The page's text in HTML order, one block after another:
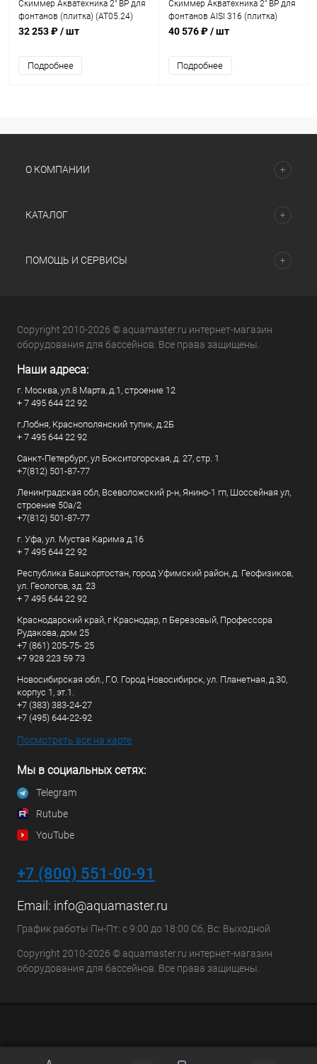
Скиммер Акватехника 2" ВР для
фонтанов (плитка) (AT05.24)
32 253 ₽/ шт
Подробнее
Скиммер Акватехника 2" ВР для
фонтанов AISI 316 (плитка)
(AT05.24M)
40 576 ₽/ шт
Подробнее
О КОМПАНИИ
КАТАЛОГ
ПОМОЩЬ И СЕРВИСЫ
Copyright 2010-2026 © aquamaster.ru интернет-магазин
оборудования для бассейнов. Все права защищены.
Наши адреса:
г. Москва, ул.8 Марта, д.1, строение 12
+ 7 495 644 22 92
г.Лобня, Краснополянский тупик, д.2Б
+ 7 495 644 22 92
Санкт-Петербург, ул Бокситогорская, д. 27, стр. 1
+7(812) 501-87-77
Ленинградская обл, Всеволожский р-н, Янино-1 гп, Шоссейная ул,
строение 50а/2
+7(812) 501-87-77
г. Уфа, ул. Мустая Карима д.16
+ 7 495 644 22 92
Республика Башкортостан, город Уфимский район, д. Геофизиков,
ул. Геологов, зд. 23
+ 7 495 644 22 92
Краснодарский край, г Краснодар, п Березовый, Профессора
Рудакова, дом 25
+7 (861) 205-75- 25
+7 928 223 59 73
Новосибирская обл., Г.О. Город Новосибирск, ул. Планетная, д.30,
корпус 1, эт.1.
+7 (383) 383-24-27
+7 (495) 644-22-92
Посмотреть все на карте
Мы в социальных сетях:
Telegram
Rutube
YouTube
+7 (800) 551-00-91
Email: info@aquamaster.ru
График работы Пн-Пт: с 9:00 до 18:00 Сб, Вс: Выходной
Copyright 2010-2026 © aquamaster.ru интернет-магазин
оборудования для бассейнов. Все права защищены.